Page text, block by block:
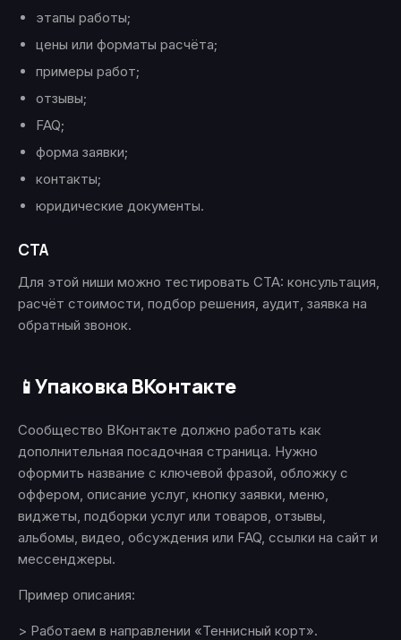
этапы работы;
цены или форматы расчёта;
примеры работ;
отзывы;
FAQ;
форма заявки;
контакты;
юридические документы.
CTA
Для этой ниши можно тестировать CTA: консультация,
расчёт стоимости, подбор решения, аудит, заявка на
обратный звонок.
📱Упаковка ВКонтакте
Сообщество ВКонтакте должно работать как
дополнительная посадочная страница. Нужно
оформить название с ключевой фразой, обложку с
оффером, описание услуг, кнопку заявки, меню,
виджеты, подборки услуг или товаров, отзывы,
альбомы, видео, обсуждения или FAQ, ссылки на сайт и
мессенджеры.
Пример описания:
> Работаем в направлении «Теннисный корт».